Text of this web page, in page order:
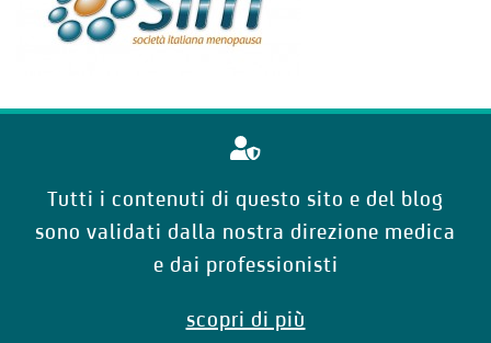
Tutti i contenuti di questo sito e del blog
sono validati dalla nostra direzione medica
e dai professionisti
scopri di più